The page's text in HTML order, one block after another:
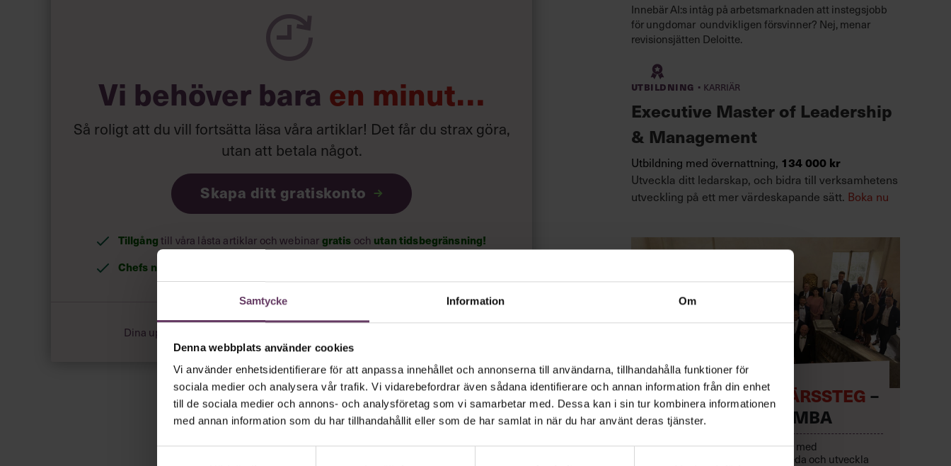
Samtycke Information Om
Denna webbplats använder cookies
Vi använder enhetsidentifierare för att anpassa innehållet och annonserna till användarna, tillhandahålla funktioner för
sociala medier och analysera vår trafik. Vi vidarebefordrar även sådana identifierare och annan information från din enhet
till de sociala medier och annons- och analysföretag som vi samarbetar med. Dessa kan i sin tur kombinera informationen
med annan information som du har tillhandahållit eller som de har samlat in när du har använt deras tjänster.
Vi behöver bara en minut…
Så roligt att du vill fortsätta läsa våra artiklar! Det får du strax göra,
utan att betala något.
Skapa ditt gratiskonto
Tillgång till våra låsta artiklar och webinar gratis och utan tidsbegränsning!
Chefs nyhetsbrev
Dina uppgifter delas aldrig med tredje part.
Innebär AI:s intåg på arbetsmarknaden att instegsjobb
för ungdomar oundvikligen försvinner? Nej, menar
revisionsjätten Deloitte.
Utbildning · Karriär
Executive Master of Leadership
& Management
Utbildning med övernattning, 134 000 kr
Utveckla ditt ledarskap, och bidra till verksamhetens
utveckling på ett mer värdeskapande sätt. Boka nu
TA NÄSTA KARRIÄRSSTEG –
MED EXECUTIVE MBA
Lyft lönsamheten och karriären med
på att leda och utveckla